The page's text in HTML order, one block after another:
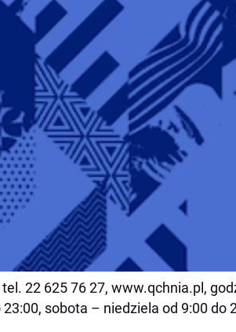
22 625 76 27, www.qchnia.pl,
sobota – niedziela od 9:00 do